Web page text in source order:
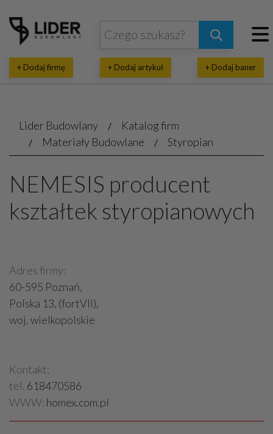
+ Dodaj firmę + Dodaj artykuł + Dodaj baner
Lider Budowlany
Katalog firm
Materiały Budowlane
Styropian
NEMESIS producent
kształtek styropianowych
Adres firmy:
60-595 Poznań,
Polska 13, (fortVII),
woj. wielkopolskie
Kontakt:
tel. 618470586
WWW: homex.com.pl